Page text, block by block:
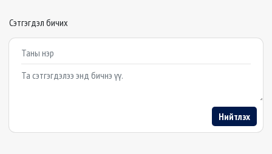
Сэтгэгдэл бичих
Example textarea
Нийтлэх